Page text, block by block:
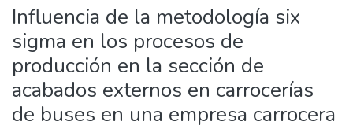
Estadísticas Externas
Manuales
Influencia de la metodología six
sigma en los procesos de
producción en la sección de
acabados externos en carrocerías
de buses en una empresa carrocera